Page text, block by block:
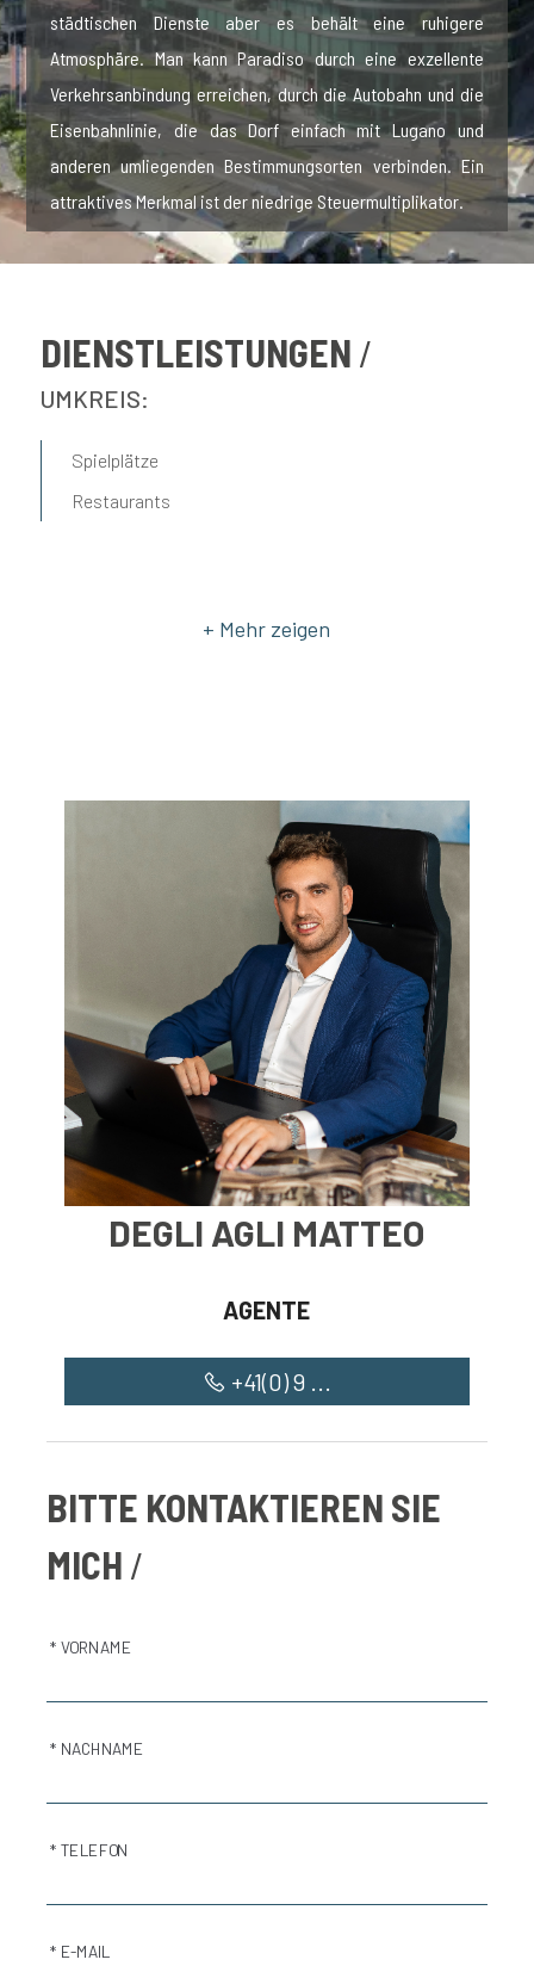
städtischen Dienste aber es behält eine ruhigere
Atmosphäre. Man kann Paradiso durch eine exzellente
Verkehrsanbindung erreichen, durch die Autobahn und die
Eisenbahnlinie, die das Dorf einfach mit Lugano und
anderen umliegenden Bestimmungsorten verbinden. Ein
attraktives Merkmal ist der niedrige Steuermultiplikator.
DIENSTLEISTUNGEN
UMKREIS:
Spielplätze
Restaurants
DEGLI AGLI MATTEO
AGENTE
+41(0) 9 ...
BITTE KONTAKTIEREN SIE
MICH
* VORNAME
* NACHNAME
* TELEFON
* E-MAIL